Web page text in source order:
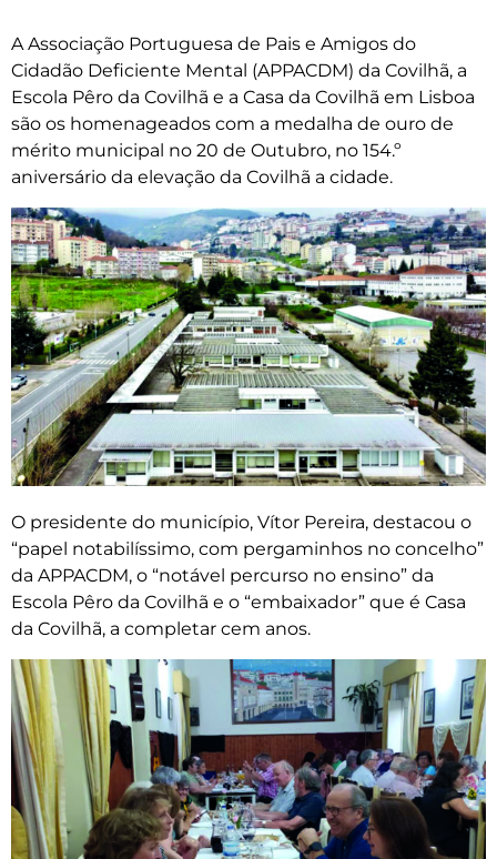
A Associação Portuguesa de Pais e Amigos do
Cidadão Deficiente Mental (APPACDM) da Covilhã, a
Escola Pêro da Covilhã e a Casa da Covilhã em Lisboa
são os homenageados com a medalha de ouro de
mérito municipal no 20 de Outubro, no 154.º
aniversário da elevação da Covilhã a cidade.
O presidente do município, Vítor Pereira, destacou o
“papel notabilíssimo, com pergaminhos no concelho”
da APPACDM, o “notável percurso no ensino” da
Escola Pêro da Covilhã e o “embaixador” que é Casa
da Covilhã, a completar cem anos.